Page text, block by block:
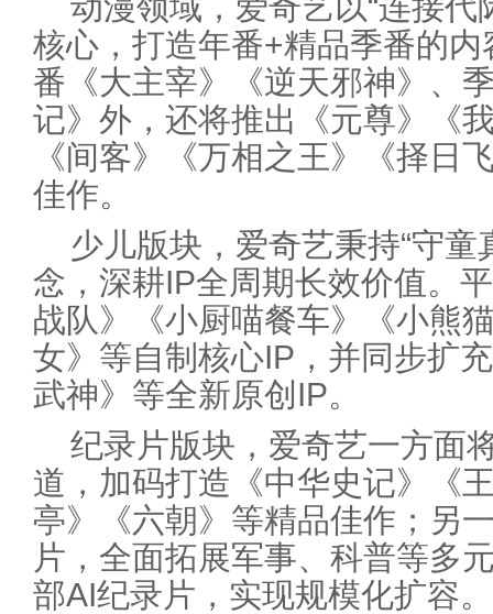
核心，打造年番+精品季番的
番《大主宰》《逆天邪神》、
记》外，还将推出《元尊》《
《间客》《万相之王》《择日
佳作。
少儿版块，爱奇艺秉持“守童
念，深耕IP全周期长效价值。
战队》《小厨喵餐车》《小熊
女》等自制核心IP，并同步扩
武神》等全新原创IP。
纪录片版块，爱奇艺一方面
道，加码打造《中华史记》《
亭》《六朝》等精品佳作；另
片，全面拓展军事、科普等多
部AI纪录片，实现规模化扩容。